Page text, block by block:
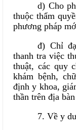
d) Cho
thuộc thẩm
phương pháp
đ) Chỉ
thanh tra việc
thuật, các quy
khám bệnh,
định y khoa,
thần trên địa
7. Về y